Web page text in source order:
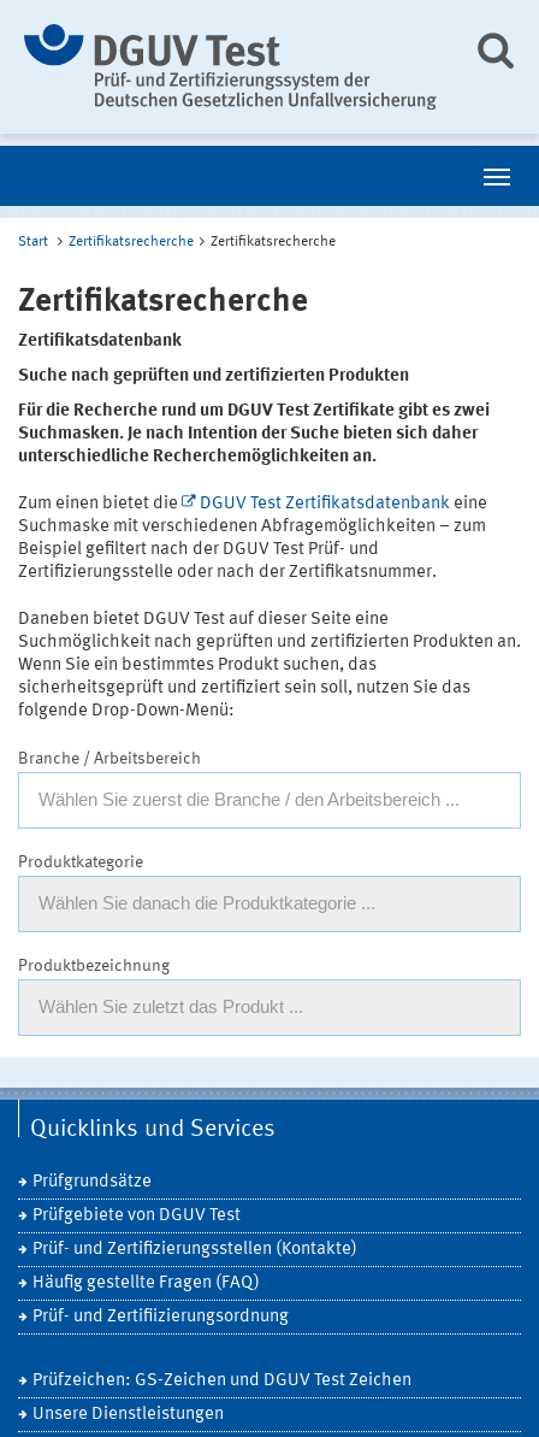
Start Zertifikatsrecherche Zertifikatsrecherche
Zertifikatsrecherche
Zertifikatsdatenbank
Suche nach geprüften und zertifizierten Produkten
Für die Recherche rund um DGUV Test Zertifikate gibt es zwei
Suchmasken. Je nach Intention der Suche bieten sich daher
unterschiedliche Recherchemöglichkeiten an.
Zum einen bietet die DGUV Test Zertifikatsdatenbank eine
Suchmaske mit verschiedenen Abfragemöglichkeiten – zum
Beispiel gefiltert nach der DGUV Test Prüf- und
Zertifizierungsstelle oder nach der Zertifikatsnummer.
Daneben bietet DGUV Test auf dieser Seite eine
Suchmöglichkeit nach geprüften und zertifizierten Produkten an.
Wenn Sie ein bestimmtes Produkt suchen, das
sicherheitsgeprüft und zertifiziert sein soll, nutzen Sie das
folgende Drop-Down-Menü:
Branche / Arbeitsbereich
Wählen Sie zuerst die Branche / den Arbeitsbereich ...
Produktkategorie
Wählen Sie danach die Produktkategorie ...
Produktbezeichnung
Wählen Sie zuletzt das Produkt ...
Quicklinks und Services
Prüfgrundsätze
Prüfgebiete von DGUV Test
Prüf- und Zertifizierungsstellen (Kontakte)
Häufig gestellte Fragen (FAQ)
Prüf- und Zertifiizierungsordnung
Prüfzeichen: GS-Zeichen und DGUV Test Zeichen
Unsere Dienstleistungen